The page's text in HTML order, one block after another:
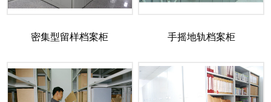
密集型留样档案柜 手摇地轨档案柜